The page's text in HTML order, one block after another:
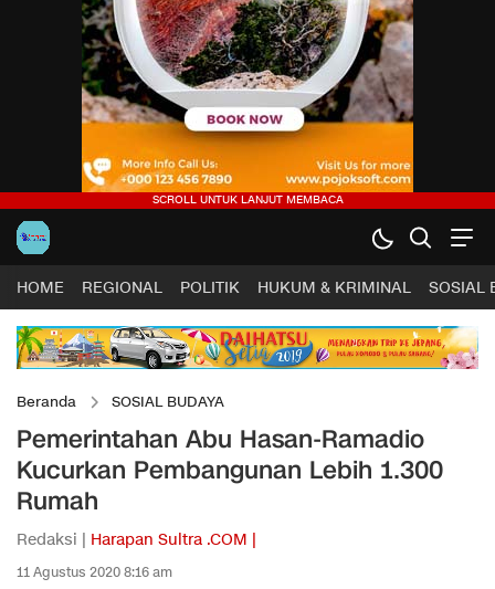
HOME REGIONAL POLITIK HUKUM & KRIMINAL SOSIAL
Beranda SOSIAL BUDAYA
Pemerintahan Abu Hasan-Ramadio
Kucurkan Pembangunan Lebih 1.300
Rumah
Redaksi | Harapan Sultra .COM |
11 Agustus 2020 8:16 am